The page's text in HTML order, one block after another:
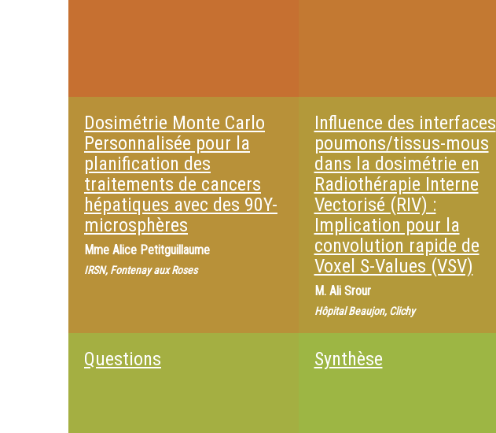
Dosimétrie Monte Carlo
Personnalisée pour la
planification des
traitements de cancers
hépatiques avec des 90Y-
microsphères
Mme Alice Petitguillaume
IRSN, Fontenay aux Roses
Influence des interfaces
poumons/tissus-mous
dans la dosimétrie en
Radiothérapie Interne
Vectorisé (RIV) :
Implication pour la
convolution rapide de
Voxel S-Values (VSV)
M. Ali Srour
Hôpital Beaujon, Clichy
Questions Synthèse